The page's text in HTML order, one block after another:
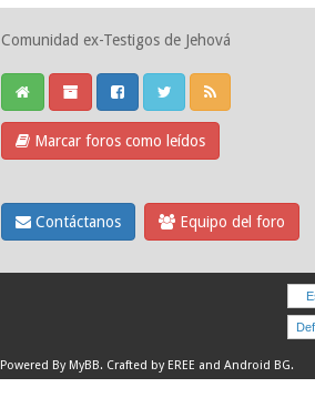
Comunidad ex-Testigos de Jehová
Marcar foros como leídos
Contáctanos Equipo del foro
Powered By MyBB. Crafted by EREE and Android BG.